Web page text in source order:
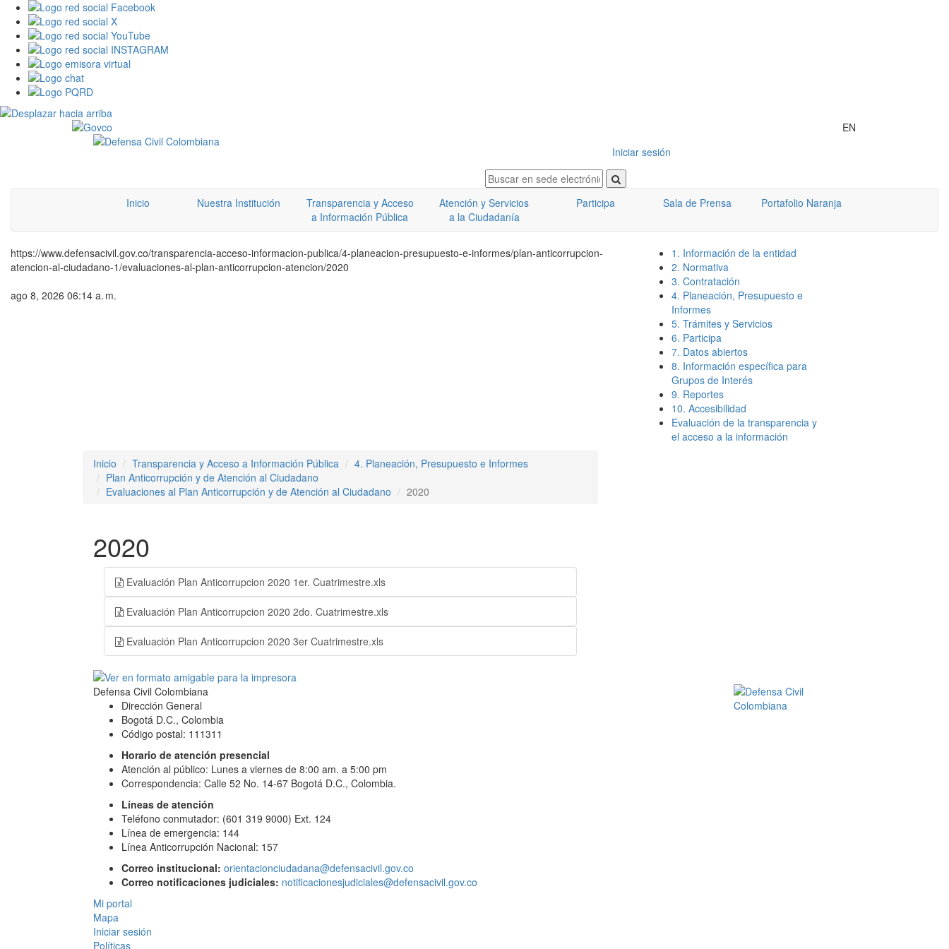
EN
Iniciar sesión
Inicio Nuestra Institución
Transparencia y Acceso
a Información Pública
Atención y Servicios
a la Ciudadanía
Participa Sala de Prensa Portafolio Naranja
https://www.defensacivil.gov.co/transparencia-acceso-informacion-publica/4-planeacion-presupuesto-e-informes/plan-anticorrupcion-
atencion-al-ciudadano-1/evaluaciones-al-plan-anticorrupcion-atencion/2020
ago 8, 2026 06:14 a. m.
1. Información de la entidad
2. Normativa
3. Contratación
4. Planeación, Presupuesto e
Informes
5. Trámites y Servicios
6. Participa
7. Datos abiertos
8. Información específica para
Grupos de Interés
9. Reportes
10. Accesibilidad
Evaluación de la transparencia y
el acceso a la información
Inicio
Transparencia y Acceso a Información Pública
4. Planeación, Presupuesto e Informes
Plan Anticorrupción y de Atención al Ciudadano
Evaluaciones al Plan Anticorrupción y de Atención al Ciudadano
2020
2020
Evaluación Plan Anticorrupcion 2020 1er. Cuatrimestre.xls
Evaluación Plan Anticorrupcion 2020 2do. Cuatrimestre.xls
Evaluación Plan Anticorrupcion 2020 3er Cuatrimestre.xls
Defensa Civil Colombiana
Dirección General
Bogotá D.C., Colombia
Código postal: 111311
Horario de atención presencial
Atención al público: Lunes a viernes de 8:00 am. a 5:00 pm
Correspondencia: Calle 52 No. 14-67 Bogotá D.C., Colombia.
Líneas de atención
Teléfono conmutador: (601 319 9000) Ext. 124
Línea de emergencia: 144
Línea Anticorrupción Nacional: 157
Correo institucional: orientacionciudadana@defensacivil.gov.co
Correo notificaciones judiciales: notificacionesjudiciales@defensacivil.gov.co
Mi portal
Mapa
Iniciar sesión
Políticas